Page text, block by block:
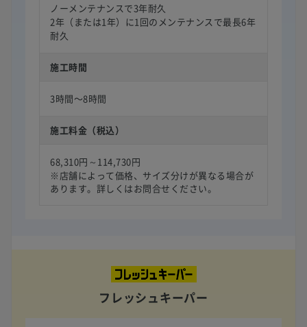
ノーメンテナンスで3年耐久
2年（または1年）に1回のメンテナンスで最長6年
耐久
施工時間
3時間〜8時間
施工料金（税込）
68,310円～114,730円
※店舗によって価格、サイズ分けが異なる場合が
あります。詳しくはお問合せください。
フレッシュキーパー